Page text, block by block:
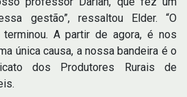
gestão”, ressaltou Elder. “O
terminou. A partir de agora, é nos
única causa, a nossa bandeira é o
dos Produtores Rurais de